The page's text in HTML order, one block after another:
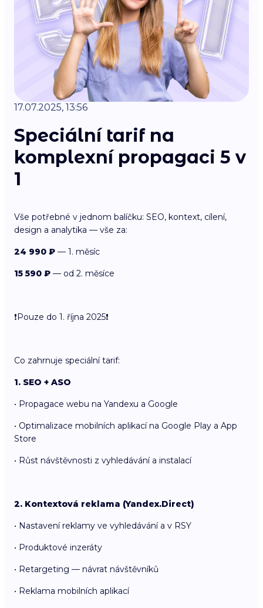
17.07.2025, 13:56
Speciální tarif na
komplexní propagaci 5 v
1
Vše potřebné v jednom balíčku: SEO, kontext, cílení,
design a analytika — vše za:
24 990 ₽ — 1. měsíc
15 590 ₽ — od 2. měsíce
❗️Pouze do 1. října 2025❗️
Co zahrnuje speciální tarif:
1. SEO + ASO
• Propagace webu na Yandexu a Google
• Optimalizace mobilních aplikací na Google Play a App
Store
• Růst návštěvnosti z vyhledávání a instalací
2. Kontextová reklama (Yandex.Direct)
• Nastavení reklamy ve vyhledávání a v RSY
• Produktové inzeráty
• Retargeting — návrat návštěvníků
• Reklama mobilních aplikací